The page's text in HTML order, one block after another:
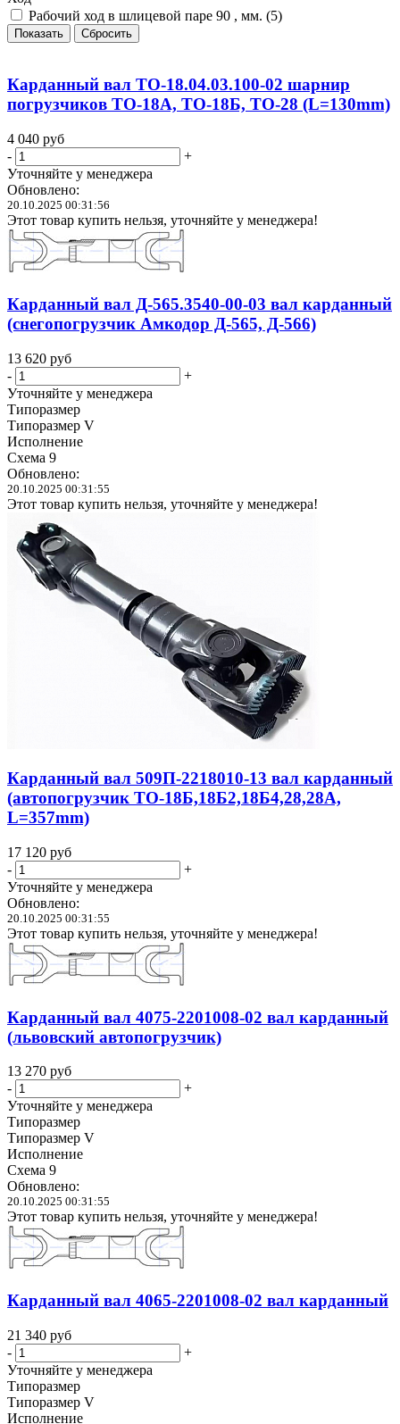
Рабочий ход в шлицевой паре 90 , мм. (5)
Показать Сбросить
Карданный вал ТО-18.04.03.100-02 шарнир
погрузчиков ТО-18А, ТО-18Б, ТО-28 (L=130mm)
4 040 руб
-
+
Уточняйте у менеджера
Обновлено:
20.10.2025 00:31:56
Этот товар купить нельзя, уточняйте у менеджера!
Карданный вал Д-565.3540-00-03 вал карданный
(снегопогрузчик Амкодор Д-565, Д-566)
13 620 руб
-
+
Уточняйте у менеджера
Типоразмер
Типоразмер V
Исполнение
Схема 9
Обновлено:
20.10.2025 00:31:55
Этот товар купить нельзя, уточняйте у менеджера!
Карданный вал 509П-2218010-13 вал карданный
(автопогрузчик ТО-18Б,18Б2,18Б4,28,28А,
L=357mm)
17 120 руб
-
+
Уточняйте у менеджера
Обновлено:
20.10.2025 00:31:55
Этот товар купить нельзя, уточняйте у менеджера!
Карданный вал 4075-2201008-02 вал карданный
(львовский автопогрузчик)
13 270 руб
-
+
Уточняйте у менеджера
Типоразмер
Типоразмер V
Исполнение
Схема 9
Обновлено:
20.10.2025 00:31:55
Этот товар купить нельзя, уточняйте у менеджера!
Карданный вал 4065-2201008-02 вал карданный
21 340 руб
-
+
Уточняйте у менеджера
Типоразмер
Типоразмер V
Исполнение